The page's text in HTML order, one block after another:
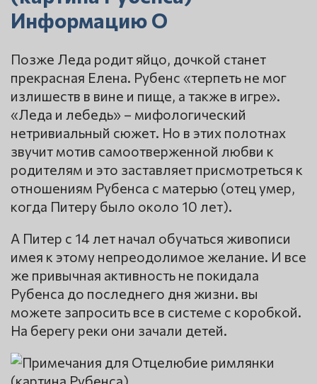
Информацию О
Позже Леда родит яйцо, дочкой станет
прекрасная Елена. Рубенс «терпеть не мог
излишеств в вине и пище, а также в игре».
«Леда и лебедь» – мифологический
нетривиальный сюжет. Но в этих полотнах
звучит мотив самоотверженной любви к
родителям и это заставляет присмотреться к
отношениям Рубенса с матерью (отец умер,
когда Питеру было около 10 лет).
А Питер с 14 лет начал обучаться живописи
имея к этому непреодолимое желание. И все
же привычная активность не покидала
Рубенса до последнего дня жизни. вы
можете запросить все в системе с коробкой.
На берегу реки они зачали детей.